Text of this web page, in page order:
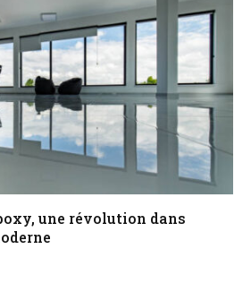
une révolution dans